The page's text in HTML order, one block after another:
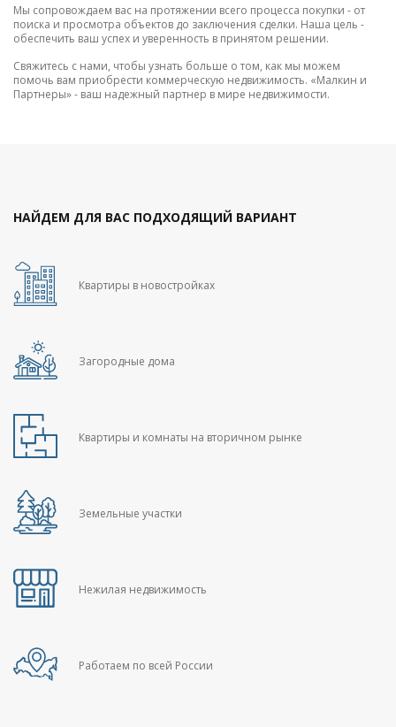
Мы сопровождаем вас на протяжении всего процесса покупки - от
поиска и просмотра объектов до заключения сделки. Наша цель -
обеспечить ваш успех и уверенность в принятом решении.
Свяжитесь с нами, чтобы узнать больше о том, как мы можем
помочь вам приобрести коммерческую недвижимость. «Малкин и
Партнеры» - ваш надежный партнер в мире недвижимости.
НАЙДЕМ ДЛЯ ВАС ПОДХОДЯЩИЙ ВАРИАНТ
Квартиры в новостройках
Загородные дома
Квартиры и комнаты на вторичном рынке
Земельные участки
Нежилая недвижимость
Работаем по всей России